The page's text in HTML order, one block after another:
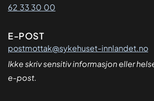
62 33 30 00
E-POST
postmottak@sykehuset-innlandet.no
Ikke skriv sensitiv informasjon eller
e-post.